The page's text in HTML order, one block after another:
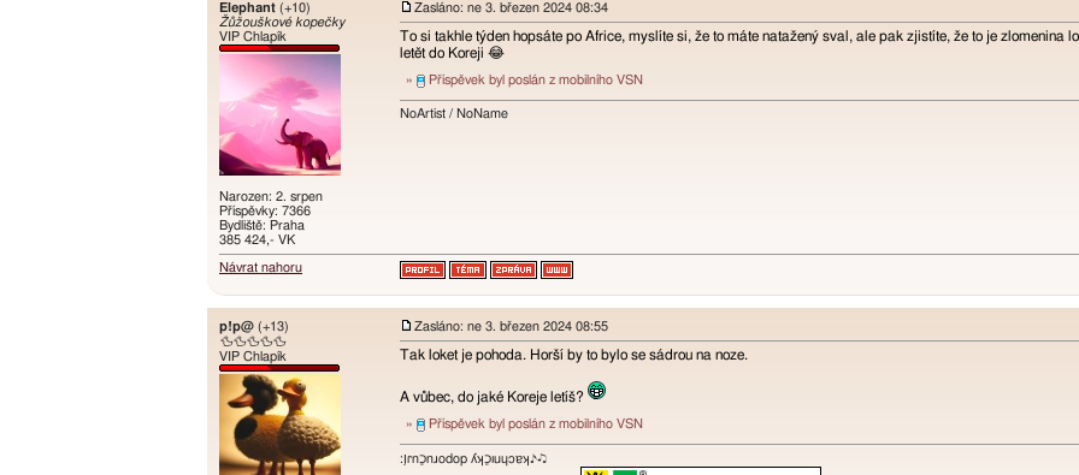
Elephant (+10)
Žůžouškové kopečky
VIP Chlapík
Narozen: 2. srpen
Příspěvky: 7366
Bydliště: Praha
385 424,- VK
Zasláno: ne 3. březen 2024 08:34
To si takhle týden hopsáte po Africe, myslíte si, že to máte natažený sval, ale pak zjistíte, že to je zlomenina
letět do Koreji 😂
» Příspěvek byl poslán z mobilního VSN
NoArtist / NoName
Návrat nahoru
p!p@ (+13)
🦆🦆🦆🦆🦆
VIP Chlapík
Zasláno: ne 3. březen 2024 08:55
Tak loket je pohoda. Horší by to bylo se sádrou na noze.
A vůbec, do jaké Koreje letíš?
» Příspěvek byl poslán z mobilního VSN
:ו֥ɾnכַnɹodop ʎʞכַıuɥɔɐʞ♪♫